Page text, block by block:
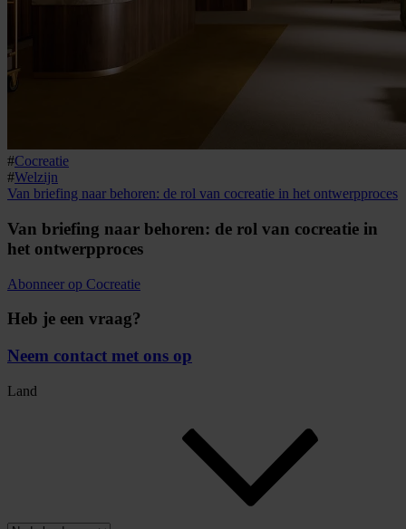
#Cocreatie
#Welzijn
Van briefing naar behoren: de rol van cocreatie in het ontwerpproces
Van briefing naar behoren: de rol van cocreatie in
het ontwerpproces
Abonneer op Cocreatie
Heb je een vraag?
Neem contact met ons op
Land